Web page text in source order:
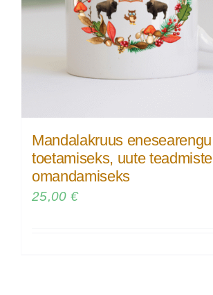
Mandalakruus enesearengu
toetamiseks, uute teadmiste
omandamiseks
25,00 €